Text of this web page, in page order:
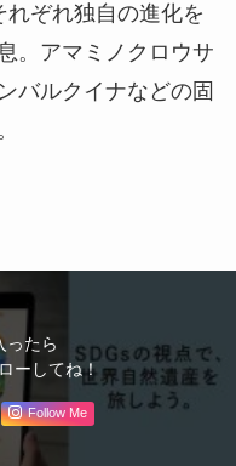
ぞれ独自の進化を
。アマミノクロウサ
バルクイナなどの固
ったら
ーしてね！
Follow Me